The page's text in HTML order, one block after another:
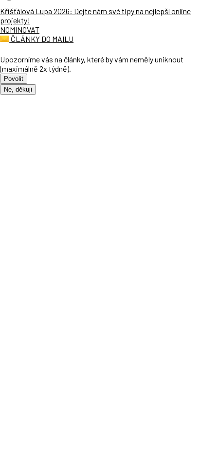
Křišťálová Lupa 2026: Dejte nám své tipy na nejlepší online
projekty!
NOMINOVAT
ČLÁNKY DO MAILU
Upozorníme vás na články, které by vám neměly uniknout
(maximálně 2x týdně).
Povolit
Ne, děkuji